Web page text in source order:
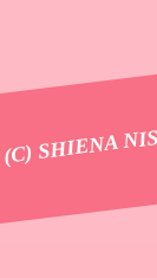
(C) SHIENA